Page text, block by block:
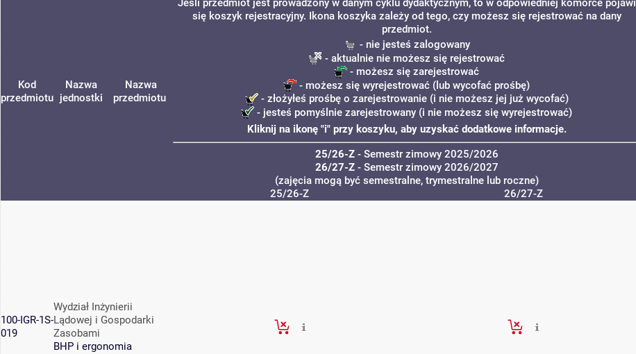
Kod
przedmiotu
Nazwa
jednostki
Nazwa
przedmiotu
Jeśli przedmiot jest prowadzony w danym cyklu dydaktycznym, to w odpowiedniej komórce pojawi
się koszyk rejestracyjny. Ikona koszyka zależy od tego, czy możesz się rejestrować na dany
przedmiot.
- nie jesteś zalogowany
- aktualnie nie możesz się rejestrować
- możesz się zarejestrować
- możesz się wyrejestrować (lub wycofać prośbę)
- złożyłeś prośbę o zarejestrowanie (i nie możesz jej już wycofać)
- jesteś pomyślnie zarejestrowany (i nie możesz się wyrejestrować)
Kliknij na ikonę "i" przy koszyku, aby uzyskać dodatkowe informacje.
25/26-Z- Semestr zimowy 2025/2026
26/27-Z- Semestr zimowy 2026/2027
(zajęcia mogą być semestralne, trymestralne lub roczne)
25/26-Z 26/27-Z
100-IGR-1S-
019
Wydział Inżynierii
Lądowej i Gospodarki
Zasobami
BHP i ergonomia